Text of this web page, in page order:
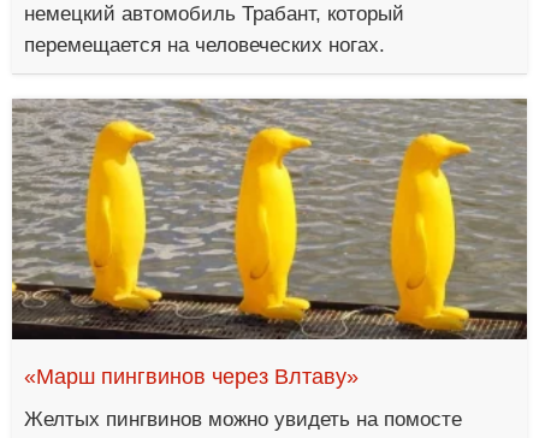
немецкий автомобиль Трабант, который
перемещается на человеческих ногах.
«Марш пингвинов через Влтаву»
Желтых пингвинов можно увидеть на помосте